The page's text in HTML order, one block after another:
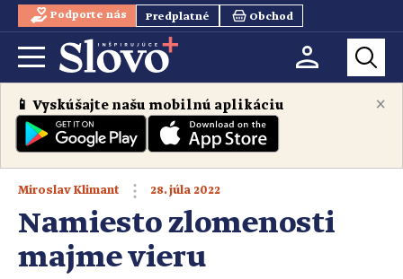
Podporte nás Predplatné Obchod
×
📱 Vyskúšajte našu mobilnú aplikáciu
Miroslav Klimant 28. júla 2022
Namiesto zlomenosti
majme vieru